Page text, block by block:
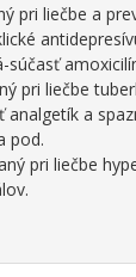
pri liečbe a
súčasť
pri liečbe
analgetík a
pod.
pri liečbe